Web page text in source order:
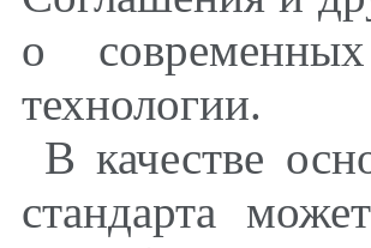
о
технологии.
В качестве
стандарта